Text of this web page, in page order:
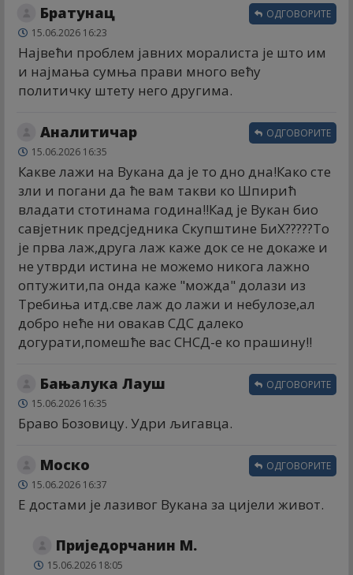
Братунац
15.06.2026 16:23
Највећи проблем јавних моралиста је што им
и најмања сумња прави много већу
политичку штету него другима.
ОДГОВОРИТЕ
Аналитичар
15.06.2026 16:35
Какве лажи на Вукана да је то дно дна!Како сте
зли и погани да ће вам такви ко Шпирић
владати стотинама година!!Кад је Вукан био
савјетник предсједника Скупштине БиХ?????То
је прва лаж,друга лаж каже док се не докаже и
не утврди истина не можемо никога лажно
оптужити,па онда каже "можда" долази из
Требиња итд.све лаж до лажи и небулозе,ал
добро неће ни овакав СДС далеко
догурати,помешће вас СНСД-е ко прашину!!
ОДГОВОРИТЕ
Бањалука Лауш
15.06.2026 16:35
Браво Бозовицу. Удри љигавца.
ОДГОВОРИТЕ
Моско
15.06.2026 16:37
Е достами је лазивог Вукана за цијели живот.
ОДГОВОРИТЕ
Приједорчанин М.
15.06.2026 18:05